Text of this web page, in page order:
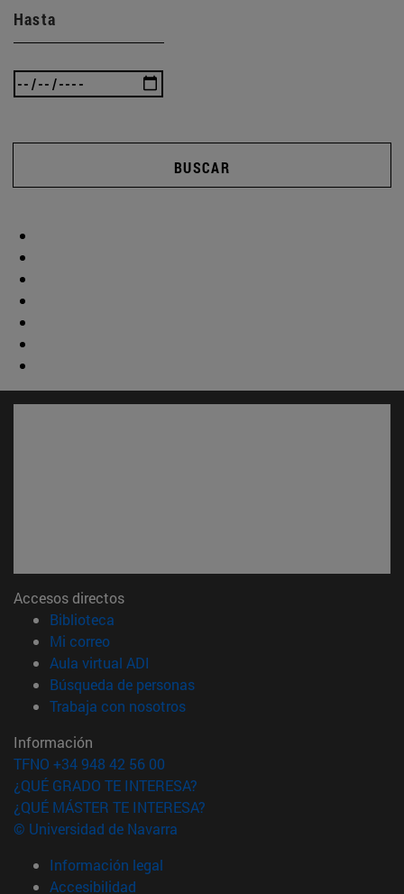
Hasta
BUSCAR
Accesos directos
Biblioteca
Mi correo(abre en nueva ventana)
Aula virtual ADI
Búsqueda de personas(abre en nueva ventana)
Trabaja con nosotros(abre en nueva ventana)
Información
TFNO +34 948 42 56 00
¿QUÉ GRADO TE INTERESA?
¿QUÉ MÁSTER TE INTERESA?
© Universidad de Navarra
Información legal
Accesibilidad